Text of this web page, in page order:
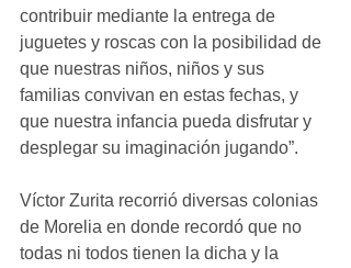
contribuir mediante la entrega de
juguetes y roscas con la posibilidad de
que nuestras niños, niños y sus
familias convivan en estas fechas, y
que nuestra infancia pueda disfrutar y
desplegar su imaginación jugando”.
Víctor Zurita recorrió diversas colonias
de Morelia en donde recordó que no
todas ni todos tienen la dicha y la